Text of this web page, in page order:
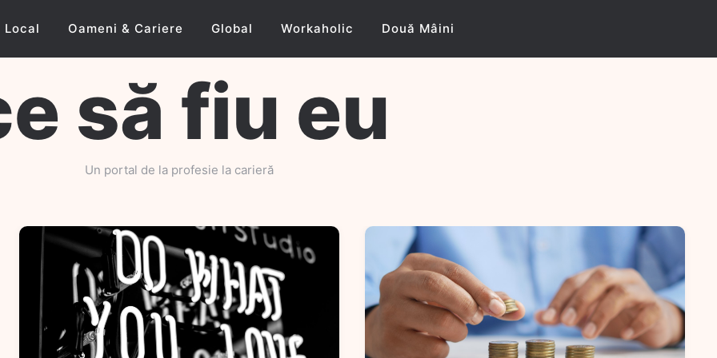
Local Oameni & Cariere Global Workaholic Două Mâini
să fiu eu
Un portal de la profesie la carieră